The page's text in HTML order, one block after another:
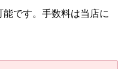
です。手数料は当店に